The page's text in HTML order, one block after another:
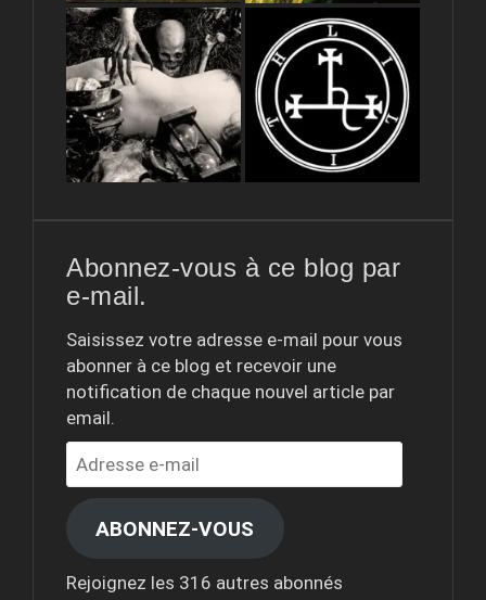
Abonnez-vous à ce blog par
e-mail.
Saisissez votre adresse e-mail pour vous
abonner à ce blog et recevoir une
notification de chaque nouvel article par
email.
Adresse
mail
ABONNEZ-VOUS
Rejoignez les 316 autres abonnés